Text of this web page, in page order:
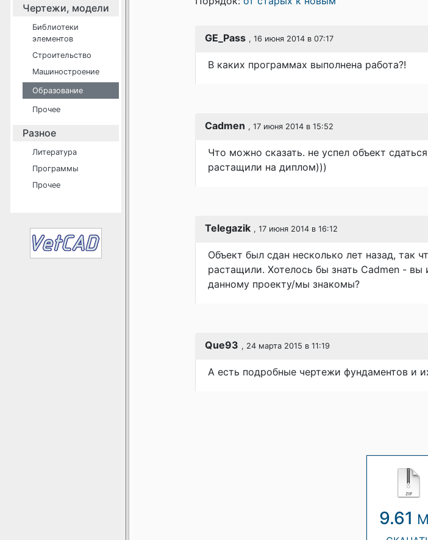
Чертежи, модели
Библиотеки
элементов
Строительство
Машиностроение
Образование
Прочее
Разное
Литература
Программы
Прочее
GE_Pass , 16 июня 2014 в 07:17
В каких программах выполнена работа?!
Cadmen , 17 июня 2014 в 15:52
Что можно сказать. не успел объект
растащили на диплом)))
Telegazik , 17 июня 2014 в 16:12
Объект был сдан несколько лет назад, так
растащили. Хотелось бы знать Cadmen -
данному проекту/мы знакомы?
Que93 , 24 марта 2015 в 11:19
А есть подробные чертежи фундаментов и
9.61